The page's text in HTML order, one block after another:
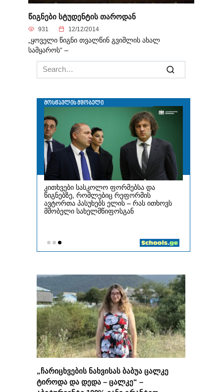
წიგნები სტუდენტის თაროდან
931 12/12/2014
„ყოველი წიგნი თვალწინ გვიშლის ახალ
სამყაროს“ –
Search
for:
„ჩარიცხვების ნახვისას ბაბუა ცალკე
ტიროდა და დედა – ცალკე“ –